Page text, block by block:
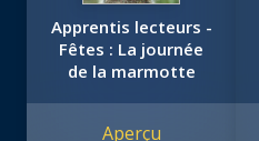
Apprentis lecteurs -
Fêtes : La journée
de la marmotte
Aperçu